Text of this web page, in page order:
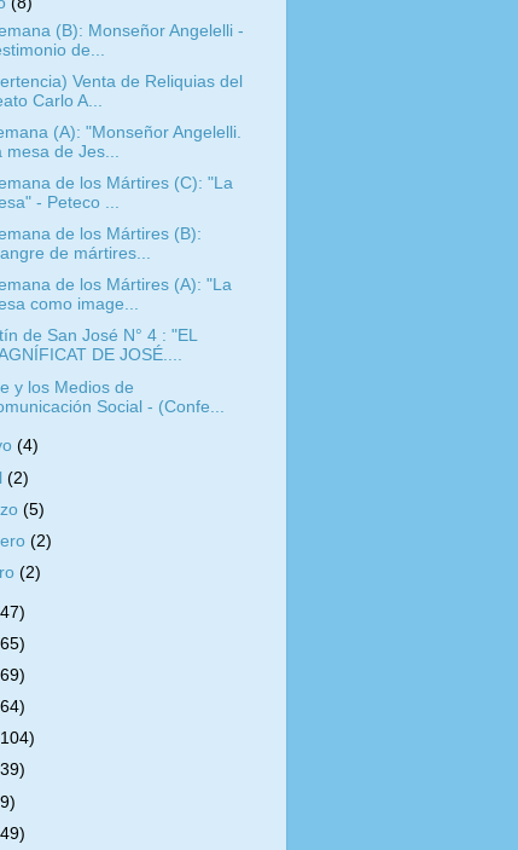
(B): Monseñor Angelelli -
de...
Venta de Reliquias del
Carlo A...
(A): "Monseñor Angelelli.
mesa de Jes...
de los Mártires (C): "La
- Peteco ...
de los Mártires (B):
de mártires...
de los Mártires (A): "La
como image...
de San José N° 4 : "EL
DE JOSÉ....
y los Medios de
Social - (Confe...
(4)
(2)
(5)
(2)
(2)